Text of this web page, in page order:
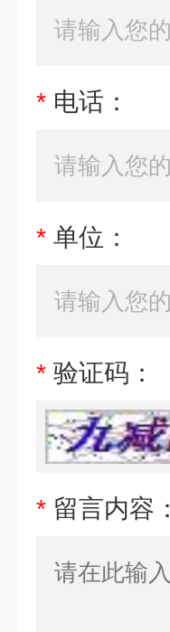
* 电话：
* 单位：
* 验证码：
* 留言内容：